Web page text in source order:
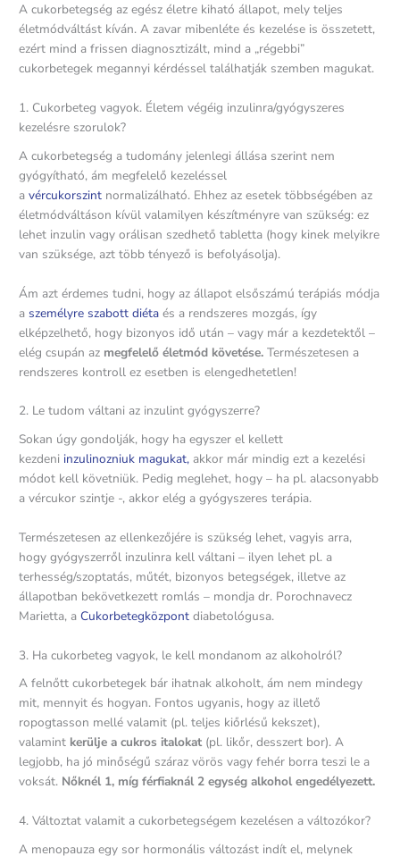
A cukorbetegség az egész életre kiható állapot, mely teljes
életmódváltást kíván. A zavar mibenléte és kezelése is összetett,
ezért mind a frissen diagnosztizált, mind a „régebbi”
cukorbetegek megannyi kérdéssel találhatják szemben magukat.
1. Cukorbeteg vagyok. Életem végéig inzulinra/gyógyszeres
kezelésre szorulok?
A cukorbetegség a tudomány jelenlegi állása szerint nem
gyógyítható, ám megfelelő kezeléssel
avércukorszint normalizálható. Ehhez az esetek többségében az
életmódváltáson kívül valamilyen készítményre van szükség: ez
lehet inzulin vagy orálisan szedhető tabletta (hogy kinek melyikre
van szüksége, azt több tényező is befolyásolja).
Ám azt érdemes tudni, hogy az állapot elsőszámú terápiás módja
aszemélyre szabott diéta és a rendszeres mozgás, így
elképzelhető, hogy bizonyos idő után – vagy már a kezdetektől –
elég csupán az megfelelő életmód követése. Természetesen a
rendszeres kontroll ez esetben is elengedhetetlen!
2. Le tudom váltani az inzulint gyógyszerre?
Sokan úgy gondolják, hogy ha egyszer el kellett
kezdeni inzulinozniuk magukat, akkor már mindig ezt a kezelési
módot kell követniük. Pedig meglehet, hogy – ha pl. alacsonyabb
a vércukor szintje -, akkor elég a gyógyszeres terápia.
Természetesen az ellenkezőjére is szükség lehet, vagyis arra,
hogy gyógyszerről inzulinra kell váltani – ilyen lehet pl. a
terhesség/szoptatás, műtét, bizonyos betegségek, illetve az
állapotban bekövetkezett romlás – mondja dr. Porochnavecz
Marietta, aCukorbetegközpont diabetológusa.
3. Ha cukorbeteg vagyok, le kell mondanom az alkoholról?
A felnőtt cukorbetegek bár ihatnak alkoholt, ám nem mindegy
mit, mennyit és hogyan. Fontos ugyanis, hogy az illető
ropogtasson mellé valamit (pl. teljes kiőrlésű kekszet),
valamint kerülje a cukros italokat (pl. likőr, desszert bor). A
legjobb, ha jó minőségű száraz vörös vagy fehér borra teszi le a
voksát. Nőknél 1, míg férfiaknál 2 egység alkohol engedélyezett.
4. Változtat valamit a cukorbetegségem kezelésen a változókor?
A menopauza egy sor hormonális változást indít el, melynek